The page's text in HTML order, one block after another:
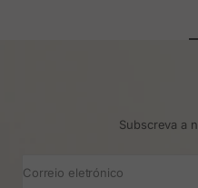
Subscreva a
Correio eletrónico